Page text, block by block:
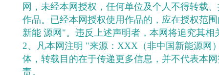
网，未经本网授权，任何单位及个人不得转载
作品。已经本网授权使用作品的，应在授权范
新能 源网"。违反上述声明者，本网将追究其相
2、凡本网注明 "来源：XXX（非中国新能源网
体，转载目的在于传递更多信息，并不代表本
责。